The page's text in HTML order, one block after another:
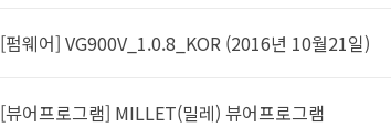
[펌웨어] VG900V_1.0.8_KOR (2016년 10월21일)
[뷰어프로그램] MILLET(밀레) 뷰어프로그램